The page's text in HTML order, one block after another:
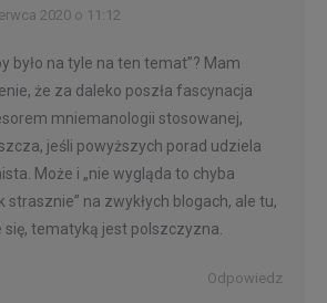
2020 o 11:12
było na tyle na ten temat”? Mam
że za daleko poszła fascynacja
mniemanologii stosowanej,
jeśli powyższych porad udziela
Może i „nie wygląda to chyba
strasznie” na zwykłych blogach, ale tu,
się, tematyką jest polszczyzna.
Odpowiedz